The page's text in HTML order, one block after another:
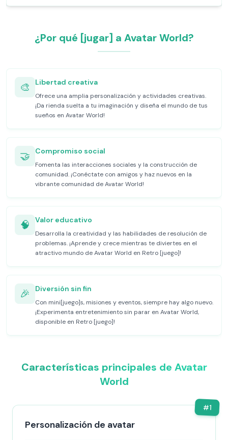
¿Por qué [jugar] a Avatar World?
🎨 Libertad creativa
Ofrece una amplia personalización y actividades creativas.
¡Da rienda suelta a tu imaginación y diseña el mundo de tus
sueños en Avatar World!
🤝 Compromiso social
Fomenta las interacciones sociales y la construcción de
comunidad. ¡Conéctate con amigos y haz nuevos en la
vibrante comunidad de Avatar World!
🧠 Valor educativo
Desarrolla la creatividad y las habilidades de resolución de
problemas. ¡Aprende y crece mientras te diviertes en el
atractivo mundo de Avatar World en Retro [juego]!
🎉 Diversión sin fin
Con mini[juego]s, misiones y eventos, siempre hay algo nuevo.
¡Experimenta entretenimiento sin parar en Avatar World,
disponible en Retro [juego]!
Características principales de Avatar
World
#1
Personalización de avatar